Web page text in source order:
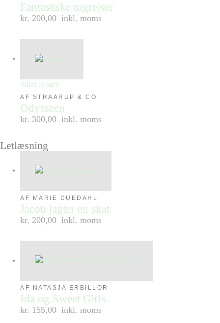
Fantastiske togrejser
kr. 200,00 inkl. moms
Tilføj til kurv
AF STRAARUP & CO
Odysseen
kr. 300,00 inkl. moms
Letlæsning
AF MARIE DUEDAHL
Jacob jagter en skat
kr. 200,00 inkl. moms
AF NATASJA ERBILLOR
Ida og Sweet Girls
kr. 155,00 inkl. moms